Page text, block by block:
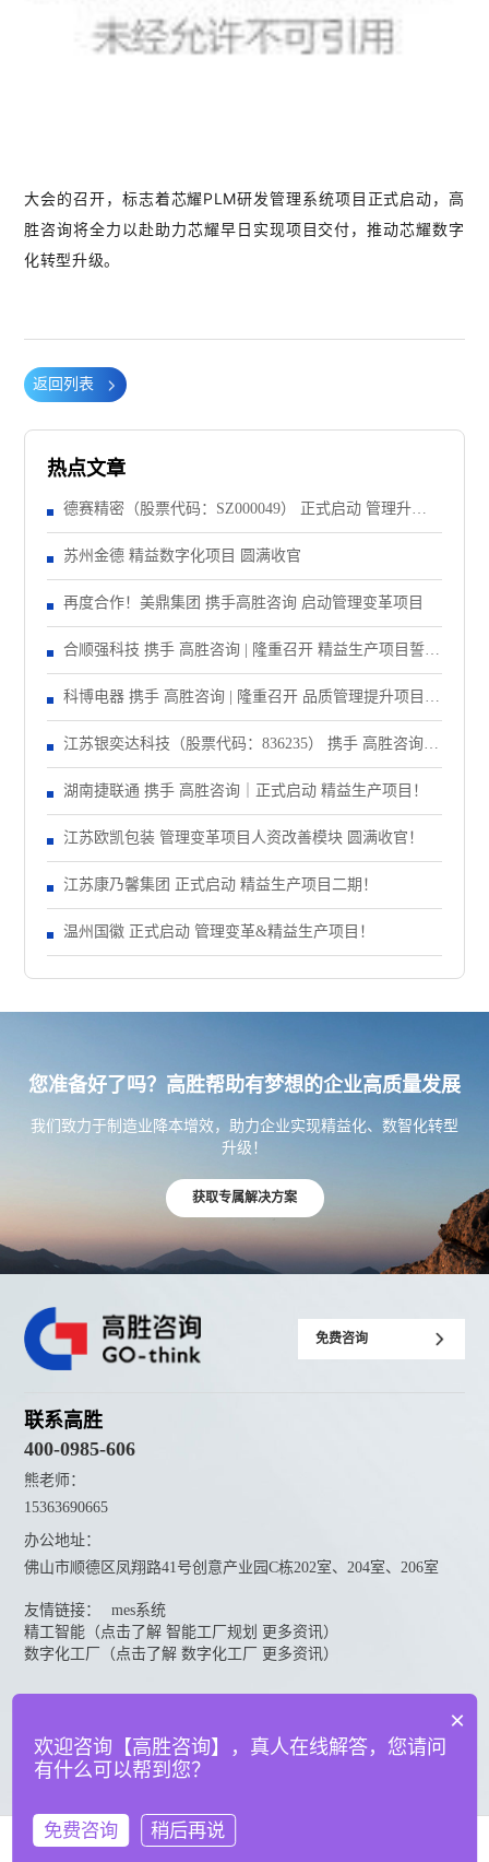
大会的召开，标志着芯耀PLM研发管理系统项目正式启动，高
胜咨询将全力以赴助力芯耀早日实现项目交付，推动芯耀数字
化转型升级。
返回列表
热点文章
德赛精密（股票代码：SZ000049） 正式启动 管理升级&
精益注塑项目！
苏州金德 精益数字化项目 圆满收官
再度合作！美鼎集团 携手高胜咨询 启动管理变革项目
合顺强科技 携手 高胜咨询 | 隆重召开 精益生产项目誓师
大会！
科博电器 携手 高胜咨询 | 隆重召开 品质管理提升项目启
动大会！
江苏银奕达科技（股票代码：836235） 携手 高胜咨询｜
正式启动 管理变革项目
湖南捷联通 携手 高胜咨询｜正式启动 精益生产项目！
江苏欧凯包装 管理变革项目人资改善模块 圆满收官！
江苏康乃馨集团 正式启动 精益生产项目二期！
温州国徽 正式启动 管理变革&精益生产项目！
您准备好了吗？高胜帮助有梦想的企业高质量发展
我们致力于制造业降本增效，助力企业实现精益化、数智化转型
升级！
获取专属解决方案
免费咨询
联系高胜
400-0985-606
熊老师：
15363690665
办公地址：
佛山市顺德区凤翔路41号创意产业园C栋202室、204室、206室
友情链接：
mes系统
精工智能（点击了解 智能工厂规划 更多资讯）
数字化工厂（点击了解 数字化工厂 更多资讯）
© 广东高胜互联科技有限公司
网站建设：万迪网络
×
欢迎咨询【高胜咨询】，真人在线解答，您请问
有什么可以帮到您？
免费咨询 稍后再说
在线咨询